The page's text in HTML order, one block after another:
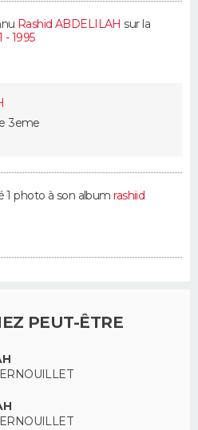
Rashid ABDELILAH sur la
- 1995
3eme
1 photo à son albumrashiid
PEUT-ÊTRE